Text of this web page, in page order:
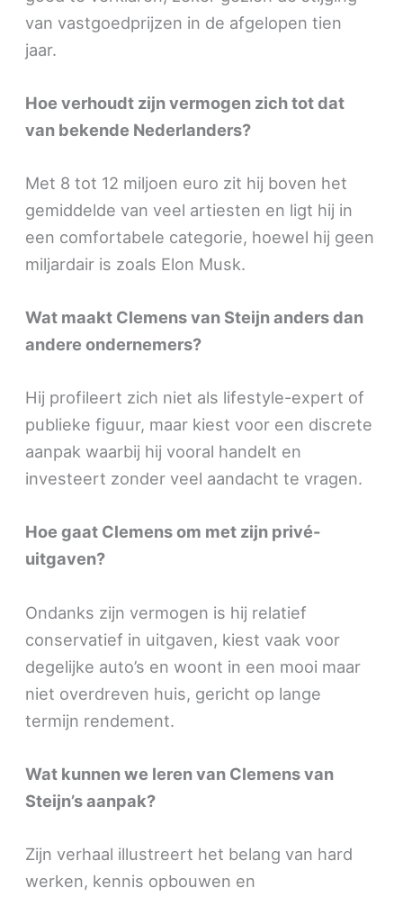
van vastgoedprijzen in de afgelopen tien
jaar.
Hoe verhoudt zijn vermogen zich tot dat
van bekende Nederlanders?
Met 8 tot 12 miljoen euro zit hij boven het
gemiddelde van veel artiesten en ligt hij in
een comfortabele categorie, hoewel hij geen
miljardair is zoals Elon Musk.
Wat maakt Clemens van Steijn anders dan
andere ondernemers?
Hij profileert zich niet als lifestyle-expert of
publieke figuur, maar kiest voor een discrete
aanpak waarbij hij vooral handelt en
investeert zonder veel aandacht te vragen.
Hoe gaat Clemens om met zijn privé-
uitgaven?
Ondanks zijn vermogen is hij relatief
conservatief in uitgaven, kiest vaak voor
degelijke auto’s en woont in een mooi maar
niet overdreven huis, gericht op lange
termijn rendement.
Wat kunnen we leren van Clemens van
Steijn’s aanpak?
Zijn verhaal illustreert het belang van hard
werken, kennis opbouwen en